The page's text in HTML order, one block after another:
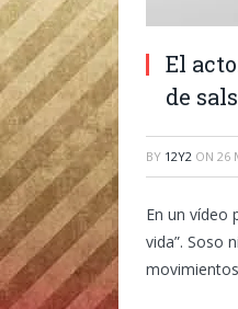
El
de
BY 12Y2 ON 26
En un vídeo
vida”. Soso